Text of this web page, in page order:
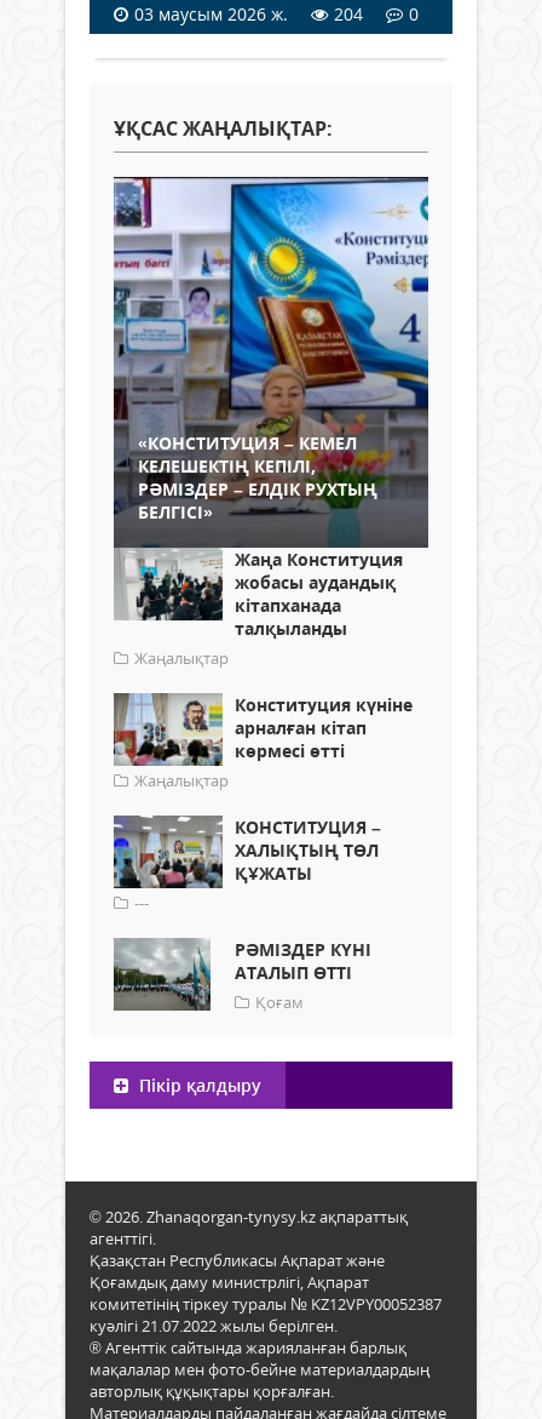
03 маусым 2026 ж.
204 0
ҰҚСАС ЖАҢАЛЫҚТАР:
«КОНСТИТУЦИЯ – КЕМЕЛ
КЕЛЕШЕКТІҢ КЕПІЛІ,
РӘМІЗДЕР – ЕЛДІК РУХТЫҢ
БЕЛГІСІ»
Жаңа Конституция
жобасы аудандық
кітапханада
талқыланды
Жаңалықтар
Конституция күніне
арналған кітап
көрмесі өтті
Жаңалықтар
КОНСТИТУЦИЯ –
ХАЛЫҚТЫҢ ТӨЛ
ҚҰЖАТЫ
---
РӘМІЗДЕР КҮНІ
АТАЛЫП ӨТТІ
Қоғам
Пікір қалдыру
© 2026. Zhanaqorgan-tynysy.kz ақпараттық
агенттігі.
Қазақстан Республикасы Ақпарат және
Қоғамдық даму министрлігі, Ақпарат
комитетінің тіркеу туралы № KZ12VPY00052387
куәлігі 21.07.2022 жылы берілген.
® Агенттік сайтында жарияланған барлық
мақалалар мен фото-бейне материалдардың
авторлық құқықтары қорғалған.
Материалдарды пайдаланған жағдайда сілтеме